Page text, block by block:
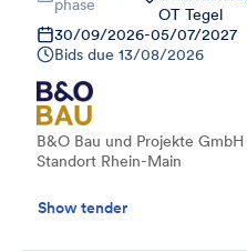
OT Tegel
30/09/2026-05/07/2027
Bids due 13/08/2026
B&O Bau und Projekte
Standort Rhein-Main
Show tender